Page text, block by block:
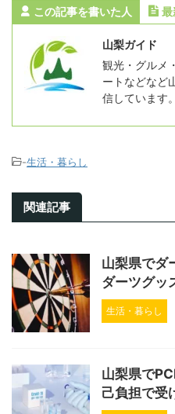
この記事を書いた人 最
山梨ガイド
観光・グルメ
ートなどなど
信しています。
-生活・暮らし
関連記事
山梨県でダ
ダーツグッ
生活・暮らし
山梨県で
己負担で受